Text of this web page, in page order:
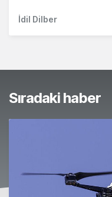
İdil Dilber
Sıradaki haber